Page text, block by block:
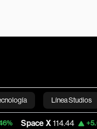
Línea Studios
English
X 114.44 +5.65%